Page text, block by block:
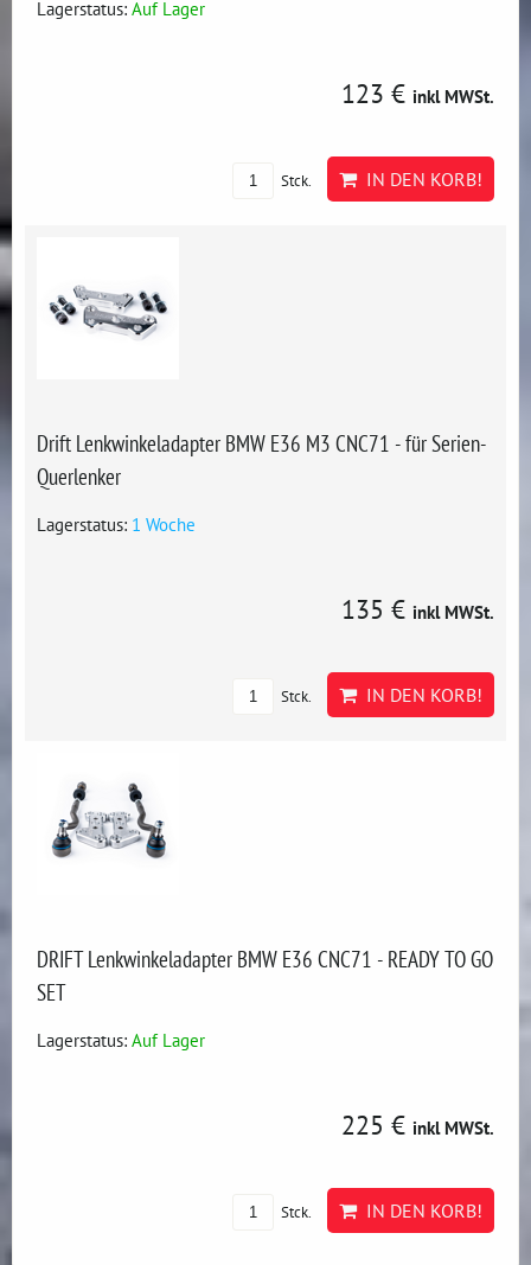
Lagerstatus: Auf Lager
123 € inkl MWSt.
Stck. IN DEN KORB!
Drift Lenkwinkeladapter BMW E36 M3 CNC71 - für Serien-
Querlenker
Lagerstatus: 1 Woche
135 € inkl MWSt.
Stck. IN DEN KORB!
DRIFT Lenkwinkeladapter BMW E36 CNC71 - READY TO GO
SET
Lagerstatus: Auf Lager
225 € inkl MWSt.
Stck. IN DEN KORB!